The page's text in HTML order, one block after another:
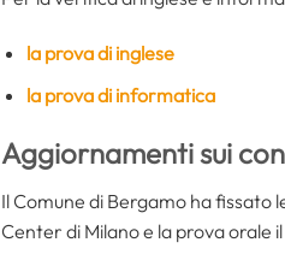
la prova di inglese
la prova di informatica
Aggiornamenti sui
Il Comune di Bergamo ha fissato
Center di Milano e la prova orale il